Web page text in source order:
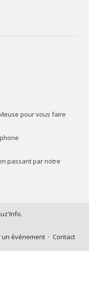
pour vous faire
passant par notre
.
un événement Contact